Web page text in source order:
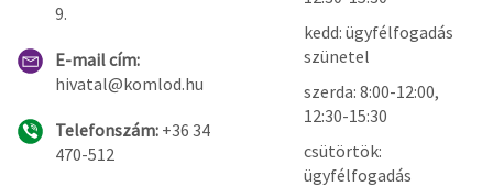
9.
E-mail cím:
hivatal@komlod.hu
Telefonszám: +36 34
470-512
kedd: ügyfélfogadás
szünetel
szerda: 8:00-12:00,
12:30-15:30
csütörtök:
ügyfélfogadás